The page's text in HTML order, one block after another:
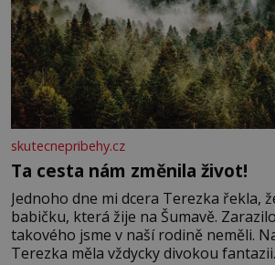
skutecnepribehy.cz
Ta cesta nám změnila život!
Jednoho dne mi dcera Terezka řekla,
babičku, která žije na Šumavě.
takového jsme v naší rodině neměli.
Terezka měla vždycky divokou